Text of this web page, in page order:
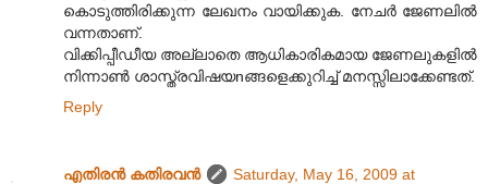
കൊടുത്തിരിക്കുന്ന ലേഖനം വായിക്കുക. നേചർ ജേണലിൽ
വന്നതാണ്.
വിക്കിപ്പീഡീയ അല്ലാതെ ആധികാരികമായ ജേണലുകളിൽ
നിന്നാൺ ശാസ്ത്രവിഷയnങ്ങളെക്കുറിച്ച് മനസ്സിലാക്കേണ്ടത്.
Reply
എതിരന്‍ കതിരവന്‍
Saturday, May 16, 2009 at